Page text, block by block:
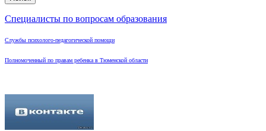
Специалисты по вопросам образования
Службы психолого-педагогической помощи
Полномоченный по правам ребенка в Тюменской области